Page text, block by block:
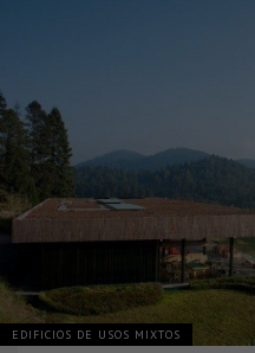
EDIFICIOS DE USOS MIXTOS